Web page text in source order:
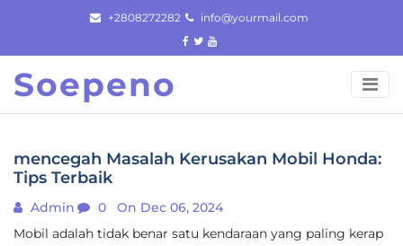
content
+2808272282 info@yourmail.com
Soepeno
mencegah Masalah Kerusakan Mobil Honda:
Tips Terbaik
Admin 0
On Dec 06, 2024
Mobil adalah tidak benar satu kendaraan yang paling kerap